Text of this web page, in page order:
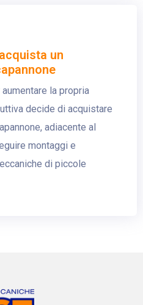
un
aumentare la propria
decide di acquistare
adiacente al
montaggi e
di piccole